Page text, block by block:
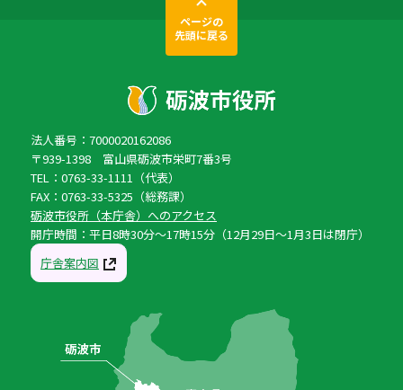
ページの
先頭に戻る
法人番号：7000020162086
〒939-1398 富山県砺波市栄町7番3号
TEL：0763-33-1111（代表）
FAX：0763-33-5325（総務課）
砺波市役所（本庁舎）へのアクセス
開庁時間：平日8時30分〜17時15分（12月29日〜1月3日は閉庁）
庁舎案内図